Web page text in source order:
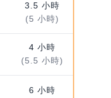
3.5 小時
(5 小時)
4 小時
(5.5 小時)
6 小時